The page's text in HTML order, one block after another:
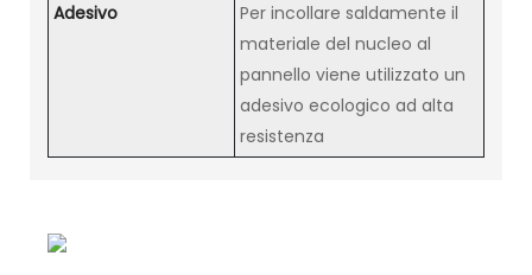
Adesivo
Per incollare saldamente il
materiale del nucleo al
pannello viene utilizzato un
adesivo ecologico ad alta
resistenza